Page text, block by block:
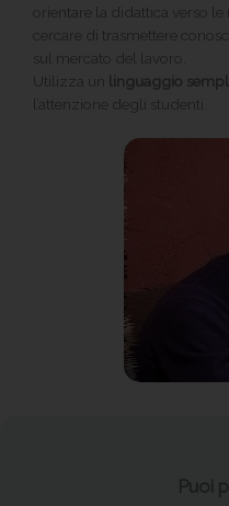
orientare la didattica verso le
cercare di trasmettere
sul mercato del lavoro.
Utilizza un linguaggio
l’attenzione degli studenti.